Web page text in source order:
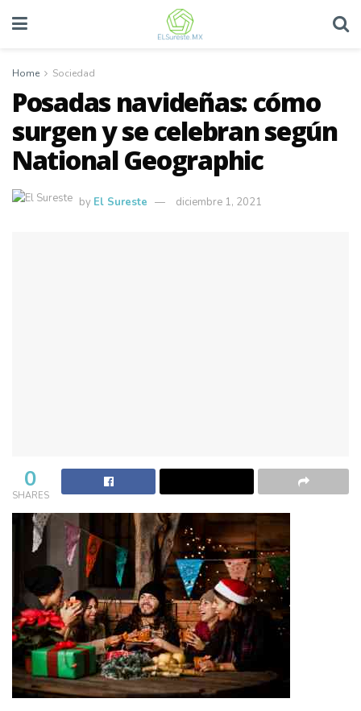
Home Sociedad
Posadas navideñas: cómo
surgen y se celebran según
National Geographic
by El Sureste diciembre 1, 2021
0
SHARES